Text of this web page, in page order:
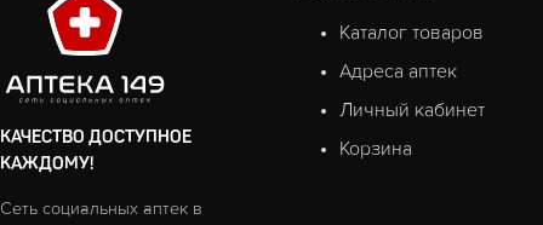
КАЧЕСТВО ДОСТУПНОЕ
КАЖДОМУ!
Сеть социальных аптек в
Каталог товаров
Адреса аптек
Личный кабинет
Корзина